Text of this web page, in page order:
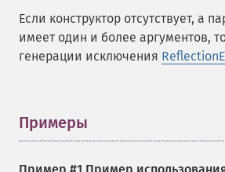
Если конструктор отсутствует, а
имеет один и более аргументов,
генерации исключения
Примеры